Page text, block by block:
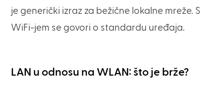
je generički izraz za bežične lokalne mreže. S
WiFi-jem se govori o standardu uređaja.
LAN u odnosu na WLAN: što je brže?